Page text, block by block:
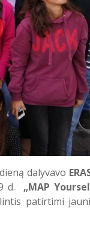
dalyvavo
d. „MAP
patirtimi